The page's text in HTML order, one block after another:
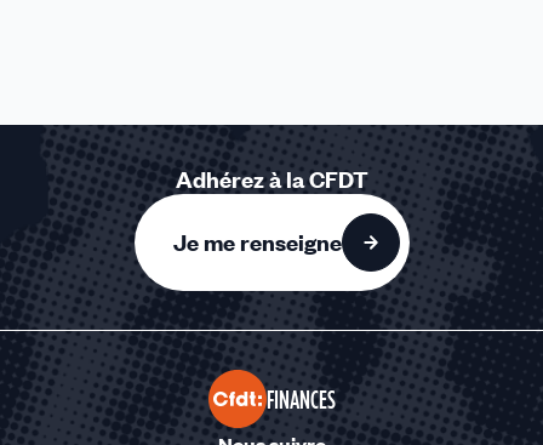
Adhérez à la CFDT
Je me renseigne
FINANCES